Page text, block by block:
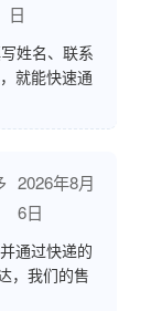
日
姓名、联系
就能快速通
2026年8月
6日
通过快递的
，我们的售